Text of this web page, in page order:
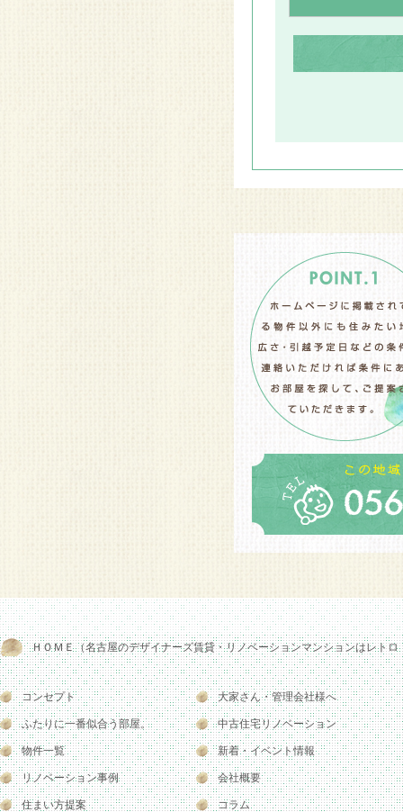
ＨＯＭＥ（名古屋のデザイナーズ賃貸・リノベーションマンションはレトロ
コンセプト
ふたりに一番似合う部屋。
物件一覧
リノベーション事例
住まい方提案
大家さん・管理会社様へ
中古住宅リノベーション
新着・イベント情報
会社概要
コラム